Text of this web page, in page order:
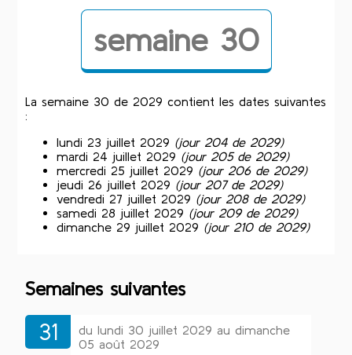
semaine 30
La semaine 30 de 2029 contient les dates suivantes
:
lundi 23 juillet 2029 (jour 204 de 2029)
mardi 24 juillet 2029 (jour 205 de 2029)
mercredi 25 juillet 2029 (jour 206 de 2029)
jeudi 26 juillet 2029 (jour 207 de 2029)
vendredi 27 juillet 2029 (jour 208 de 2029)
samedi 28 juillet 2029 (jour 209 de 2029)
dimanche 29 juillet 2029 (jour 210 de 2029)
Semaines suivantes
31
du lundi 30 juillet 2029 au dimanche
05 août 2029